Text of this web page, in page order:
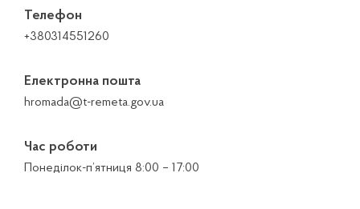
Телефон
+380314551260
Електронна пошта
hromada@t-remeta.gov.ua
Час роботи
Понеділок-п’ятниця 8:00 – 17:00